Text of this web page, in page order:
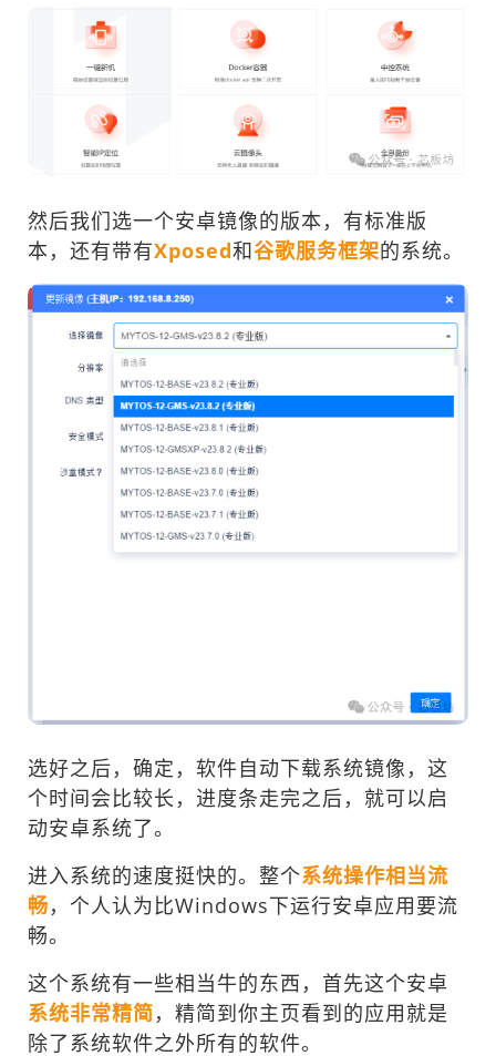
然后我们选一个安卓镜像的版本，有标准版
本，还有带有Xposed和谷歌服务框架的系统。
选好之后，确定，软件自动下载系统镜像，这
个时间会比较长，进度条走完之后，就可以启
动安卓系统了。
进入系统的速度挺快的。整个系统操作相当流
畅，个人认为比Windows下运行安卓应用要流
畅。
这个系统有一些相当牛的东西，首先这个安卓
系统非常精简，精简到你主页看到的应用就是
除了系统软件之外所有的软件。